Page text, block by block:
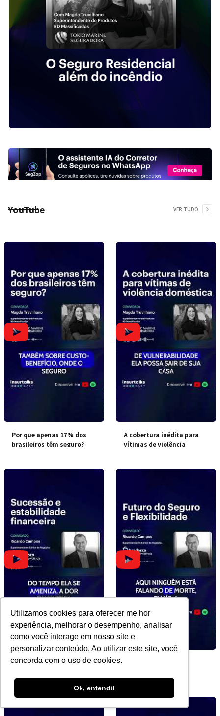
Utilizamos cookies para oferecer melhor
experiência, melhorar o desempenho, analisar
como você interage em nosso site e
personalizar conteúdo. Ao utilizar este site, você
concorda com o uso de cookies.
Ok, entendi!
YouTube VER TUDO
Por que apenas 17% dos
brasileiros têm seguro?
A cobertura inédita para
vítimas de violência
Sucessão e estabilidade